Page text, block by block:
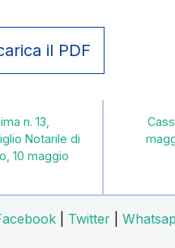
il PDF
n. 13,
Notarile di
10 maggio
Twitter